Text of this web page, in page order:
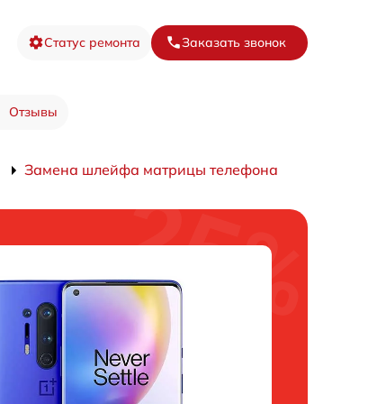
Статус ремонта Заказать звонок
Отзывы
Замена шлейфа матрицы телефона